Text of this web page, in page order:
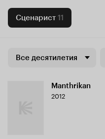
Сценарист 11
Все десятилетия
Manthrikan
2012